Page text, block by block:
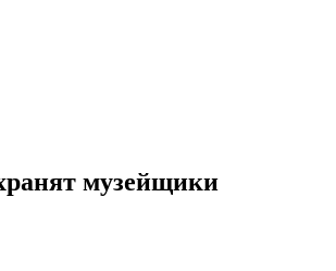
музейщики